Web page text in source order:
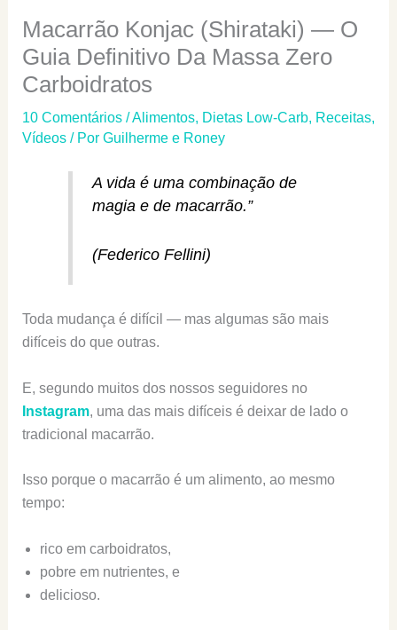
Macarrão Konjac (Shirataki) — O
Guia Definitivo Da Massa Zero
Carboidratos
10 Comentários /Alimentos, Dietas Low-Carb, Receitas,
Vídeos/ Por Guilherme e Roney
A vida é uma combinação de
magia e de macarrão.”
(Federico Fellini)
Toda mudança é difícil — mas algumas são mais
difíceis do que outras.
E, segundo muitos dos nossos seguidores no
Instagram, uma das mais difíceis é deixar de lado o
tradicional macarrão.
Isso porque o macarrão é um alimento, ao mesmo
tempo:
rico em carboidratos,
pobre em nutrientes, e
delicioso.